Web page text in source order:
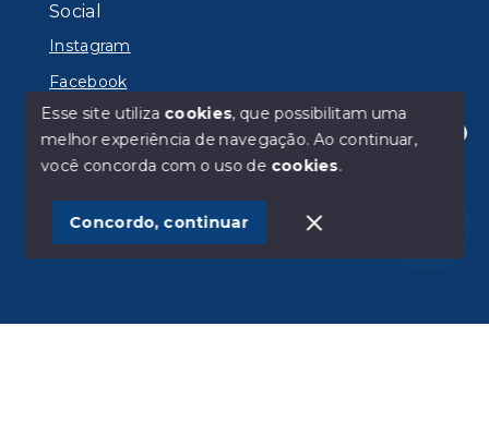
Olá! Estamos disponíveis para te ajudar.
Social
Instagram
Facebook
© Copyright 2026 - Lyon Imóveis - Todos os direitos
SITE PARA IMOBILIARIA
Esse site utiliza cookies, que possibilitam uma
melhor experiência de navegação.Ao continuar,
você concorda com o uso de cookies.
Concordo, continuar